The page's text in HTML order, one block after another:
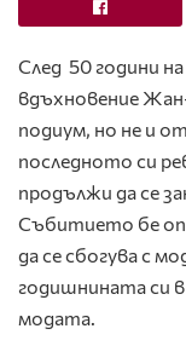
След 50 години
вдъхновение
подиум, но не и
последното си
продължи да се
Събитието бе
да се сбогува с
годишнината си
модата.